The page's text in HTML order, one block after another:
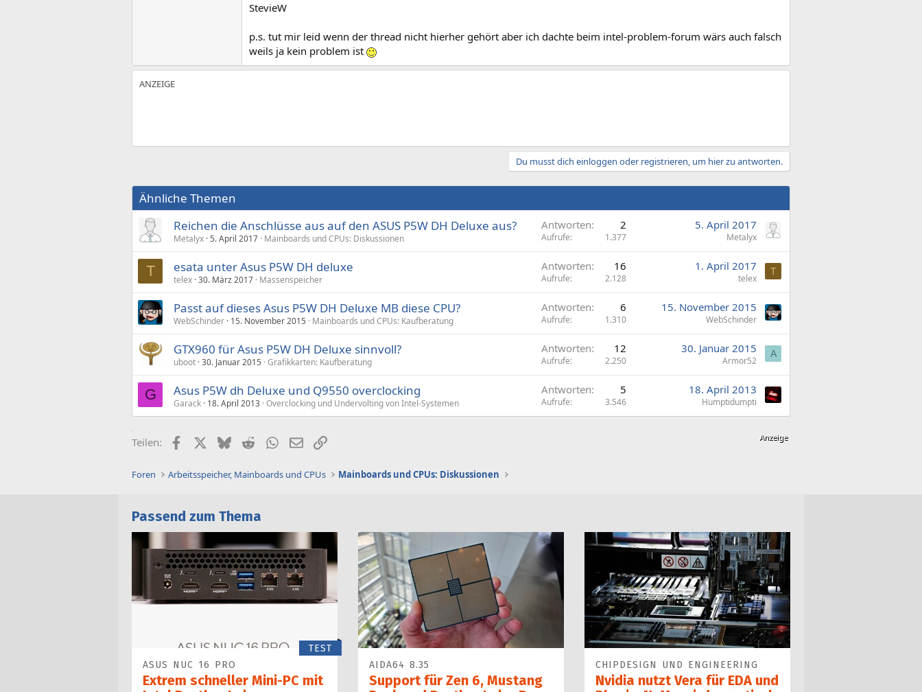
StevieW
p.s. tut mir leid wenn der thread nicht hierher gehört aber ich dachte beim intel-problem-forum wärs auch falsch
weils ja kein problem ist
Du musst dich einloggen oder registrieren, um hier zu antworten.
Ähnliche Themen
Reichen die Anschlüsse aus auf den ASUS P5W DH Deluxe aus?
Metalyx 5. April 2017 Mainboards und CPUs: Diskussionen
Antworten 2
Aufrufe 1.377
5. April 2017
Metalyx
T esata unter Asus P5W DH deluxe
telex 30. März 2017 Massenspeicher
Antworten 16
Aufrufe 2.128
1. April 2017
telex
T
Passt auf dieses Asus P5W DH Deluxe MB diese CPU?
WebSchinder 15. November 2015 Mainboards und CPUs: Kaufberatung
Antworten 6
Aufrufe 1.310
15. November 2015
WebSchinder
GTX960 für Asus P5W DH Deluxe sinnvoll?
uboot 30. Januar 2015 Grafikkarten: Kaufberatung
Antworten 12
Aufrufe 2.250
30. Januar 2015
Armor52
A
G Asus P5W dh Deluxe und Q9550 overclocking
Garack 18. April 2013 Overclocking und Undervolting von Intel-Systemen
Antworten 5
Aufrufe 3.546
18. April 2013
Humptidumpti
Teilen: FacebookX (Twitter)
BlueskyRedditWhatsApp
E-MailLink
Foren Arbeitsspeicher, Mainboards und CPUs Mainboards und CPUs: Diskussionen
Passend zum Thema
TEST
ASUS NUC 16 PRO
Extrem schneller Mini-PC mit
AIDA64 8.35
Support für Zen 6, Mustang
CHIPDESIGN UND ENGINEERING
Nvidia nutzt Vera für EDA und